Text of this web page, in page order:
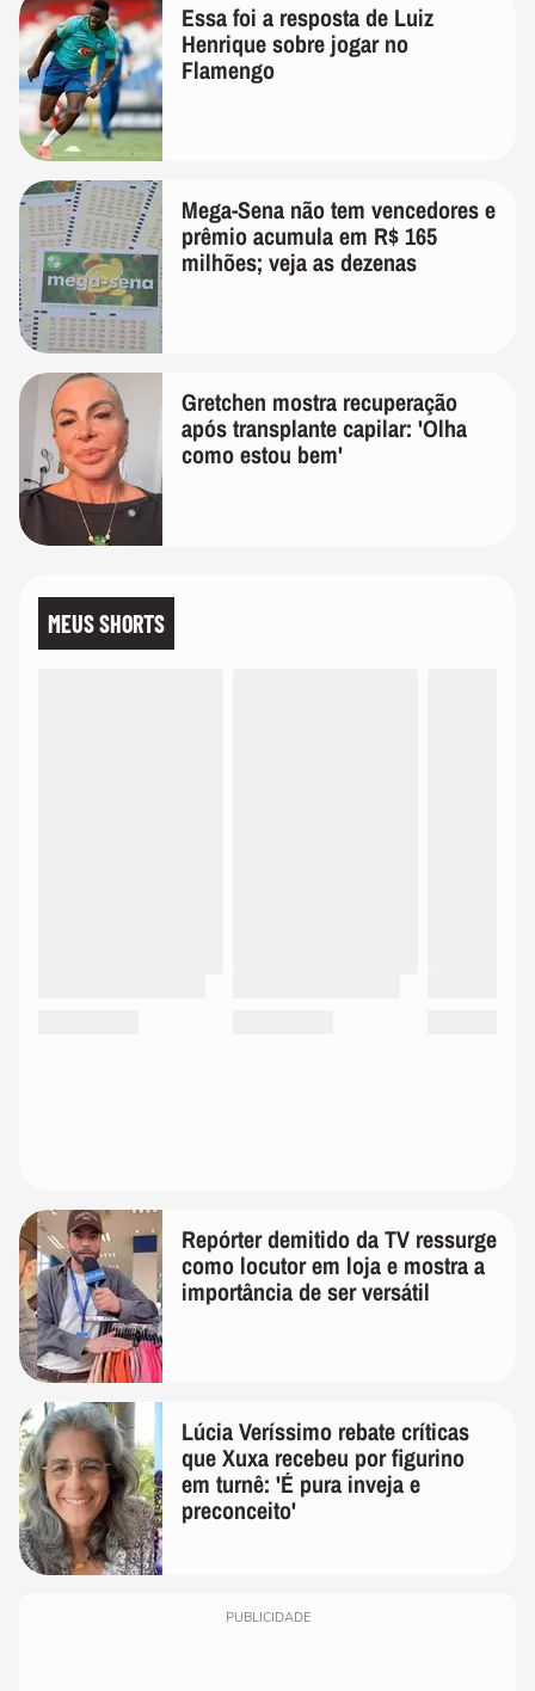
Essa foi a resposta de Luiz
Henrique sobre jogar no
Flamengo
Mega-Sena não tem vencedores e
prêmio acumula em R$ 165
milhões; veja as dezenas
Gretchen mostra recuperação
após transplante capilar: 'Olha
como estou bem'
MEUS SHORTS
Repórter demitido da TV ressurge
como locutor em loja e mostra a
importância de ser versátil
Lúcia Veríssimo rebate críticas
que Xuxa recebeu por figurino
em turnê: 'É pura inveja e
preconceito'
PUBLICIDADE